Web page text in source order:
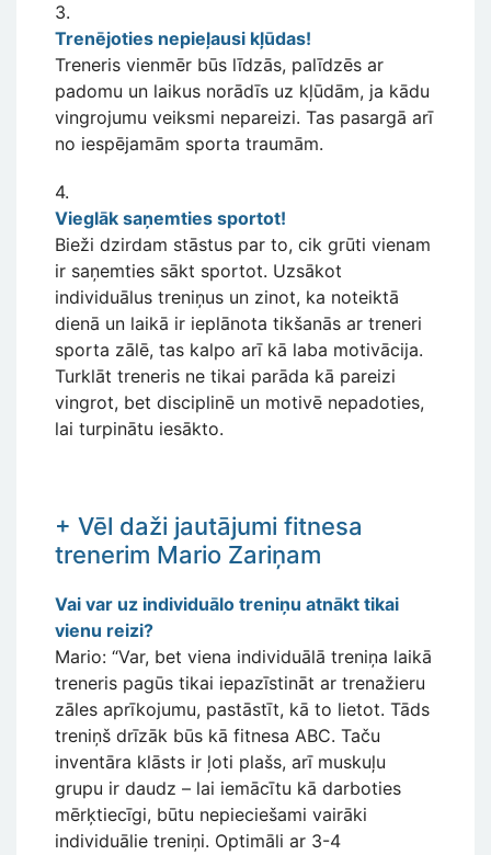
3.
Trenējoties nepieļausi kļūdas!
Treneris vienmēr būs līdzās, palīdzēs ar
padomu un laikus norādīs uz kļūdām, ja kādu
vingrojumu veiksmi nepareizi. Tas pasargā arī
no iespējamām sporta traumām.
4.
Vieglāk saņemties sportot!
Bieži dzirdam stāstus par to, cik grūti vienam
ir saņemties sākt sportot. Uzsākot
individuālus treniņus un zinot, ka noteiktā
dienā un laikā ir ieplānota tikšanās ar treneri
sporta zālē, tas kalpo arī kā laba motivācija.
Turklāt treneris ne tikai parāda kā pareizi
vingrot, bet disciplinē un motivē nepadoties,
lai turpinātu iesākto.
+ Vēl daži jautājumi fitnesa
trenerim Mario Zariņam
Vai var uz individuālo treniņu atnākt tikai
vienu reizi?
Mario: “Var, bet viena individuālā treniņa laikā
treneris pagūs tikai iepazīstināt ar trenažieru
zāles aprīkojumu, pastāstīt, kā to lietot. Tāds
treniņš drīzāk būs kā fitnesa ABC. Taču
inventāra klāsts ir ļoti plašs, arī muskuļu
grupu ir daudz – lai iemācītu kā darboties
mērķtiecīgi, būtu nepieciešami vairāki
individuālie treniņi. Optimāli ar 3-4